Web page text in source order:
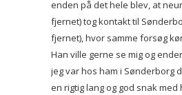
enden på det hele blev, at
fjernet) tog kontakt til
fjernet), hvor samme forsøg
Han ville gerne se mig og
jeg var hos ham i Sønderborg
en rigtig lang og god snak med